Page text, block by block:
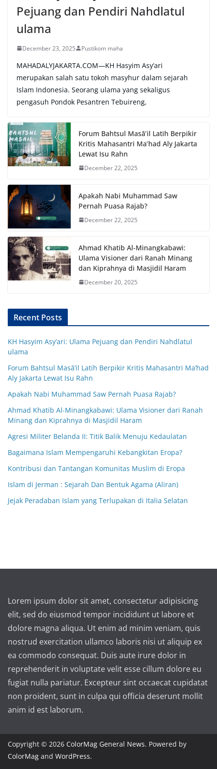
Pejuang dan Pendiri Nahdlatul
ulama
December 23, 2025 Pustikom maha
MAHADALYJAKARTA.COM—KH Hasyim Asy’ari
merupakan salah satu tokoh masyhur dalam sejarah
Islam Indonesia. Seorang ulama yang sekaligus
pengasuh Pondok Pesantren Tebuireng,
Forum Bahtsul Masā’il Latih Berpikir
Kritis Mahasantri Ma’had Aly Jakarta
Lewat Isu Rahn
December 22, 2025
Apakah Nabi Muhammad Saw
Pernah Puasa Rajab?
December 22, 2025
Ahmad Khatib Al-Minangkabawi:
Ulama Visioner dari Ranah Minang
dan Kiprahnya di Masjidil Haram
December 20, 2025
Recent Posts
KH Hasyim Asy’ari: Ulama Pejuang dan Pendiri Nahdlatul
ulama
Forum Bahtsul Masā’il Latih Berpikir Kritis Mahasantri Ma’had
Aly Jakarta Lewat Isu Rahn
Apakah Nabi Muhammad Saw Pernah Puasa Rajab?
Ahmad Khatib Al-Minangkabawi: Ulama Visioner dari Ranah
Minang dan Kiprahnya di Masjidil Haram
Agresi Militer Belanda II: Titik Balik Menuju Kedaulatan
Bagaimana Islam Mempengaruhi Kebangkitan Eropa?
Kontribusi dan Tantangan Komunitas Muslim di Eropa
Islam di Jerman : Sejarah Dan Bentuk Agama (Aliran)
Jejak Peradaban Islam yang Terlupakan di Italia Selatan
Lorem ipsum dolor sit amet, consectetur adipisicing
elit, sed do eiusmod tempor incididunt ut labore et
dolore magna aliqua. Ut enim ad minim veniam, quis
nostrud exercitation ullamco laboris nisi ut aliquip ex
ea commodo consequat. Duis aute irure dolor in
reprehenderit in voluptate velit esse cillum dolore eu
fugiat nulla pariatur. Excepteur sint occaecat cupidatat
non proident, sunt in culpa qui officia deserunt mollit
anim id est laborum.
Copyright © 2026 ColorMag General News. Powered by
ColorMag and WordPress.